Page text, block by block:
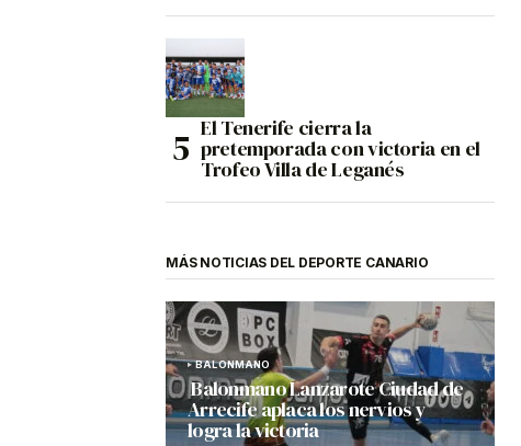
El Tenerife cierra la
pretemporada con victoria en el
Trofeo Villa de Leganés
MÁS NOTICIAS DEL DEPORTE CANARIO
BALONMANO
Balonmano Lanzarote Ciudad de
Arrecife aplaca los nervios y
logra la victoria